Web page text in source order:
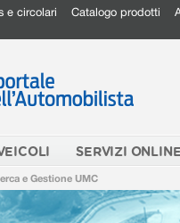
e circolari Catalogo prodotti
SERVIZI ONLINE
e Gestione UMC